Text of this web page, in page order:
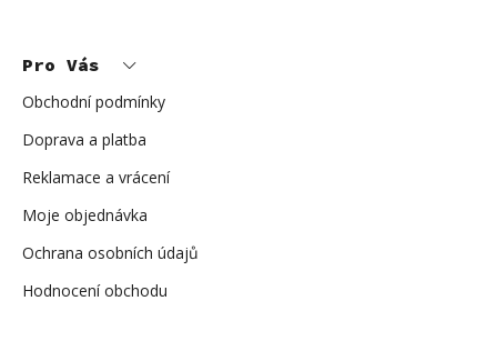
Pro Vás
Obchodní podmínky
Doprava a platba
Reklamace a vrácení
Moje objednávka
Ochrana osobních údajů
Hodnocení obchodu